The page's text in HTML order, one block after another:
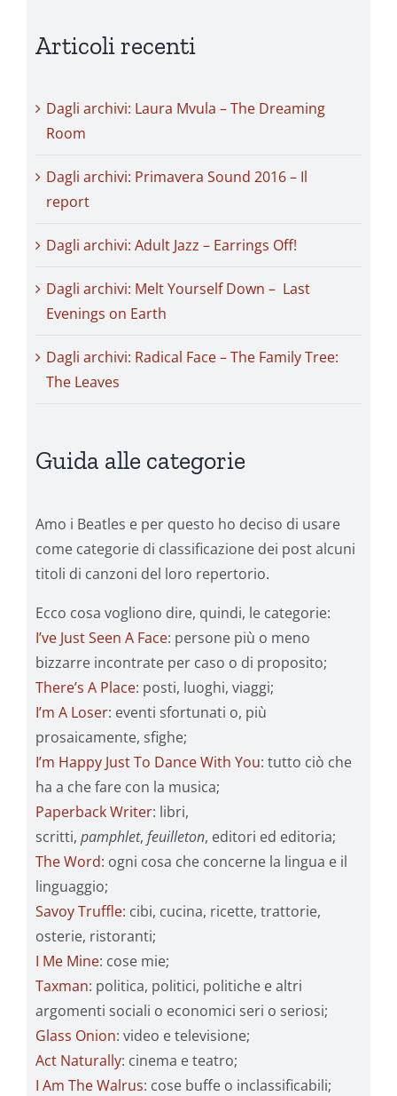
Articoli recenti
Dagli archivi: Laura Mvula – The Dreaming
Room
Dagli archivi: Primavera Sound 2016 – Il
report
Dagli archivi: Adult Jazz – Earrings Off!
Dagli archivi: Melt Yourself Down – Last
Evenings on Earth
Dagli archivi: Radical Face – The Family Tree:
The Leaves
Guida alle categorie
Amo i Beatles e per questo ho deciso di usare
come categorie di classificazione dei post alcuni
titoli di canzoni del loro repertorio.
Ecco cosa vogliono dire, quindi, le categorie:
I’ve Just Seen A Face: persone più o meno
bizzarre incontrate per caso o di proposito;
There’s A Place: posti, luoghi, viaggi;
I’m A Loser: eventi sfortunati o, più
prosaicamente, sfighe;
I’m Happy Just To Dance With You: tutto ciò che
ha a che fare con la musica;
Paperback Writer: libri,
scritti, pamphlet, feuilleton, editori ed editoria;
The Word: ogni cosa che concerne la lingua e il
linguaggio;
Savoy Truffle: cibi, cucina, ricette, trattorie,
osterie, ristoranti;
I Me Mine: cose mie;
Taxman: politica, politici, politiche e altri
argomenti sociali o economici seri o seriosi;
Glass Onion: video e televisione;
Act Naturally: cinema e teatro;
I Am The Walrus: cose buffe o inclassificabili;